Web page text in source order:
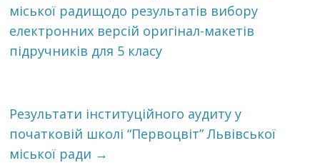
міської радищодо результатів вибору
електронних версій оригінал-макетів
підручників для 5 класу
Результати інституційного аудиту у
початковій школі “Первоцвіт” Львівської
міської ради →